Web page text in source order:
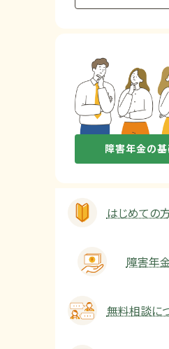
メリット
お電話でのお問い
089-
障害年金の
はじめての
障害年
無料相談に